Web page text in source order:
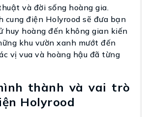
và đời sống hoàng gia.
cung điện Holyrood sẽ đưa bạn
huy hoàng đến không gian kiến
khu vườn xanh mướt đến
vị vua và hoàng hậu đã từng
thành và vai trò
Holyrood